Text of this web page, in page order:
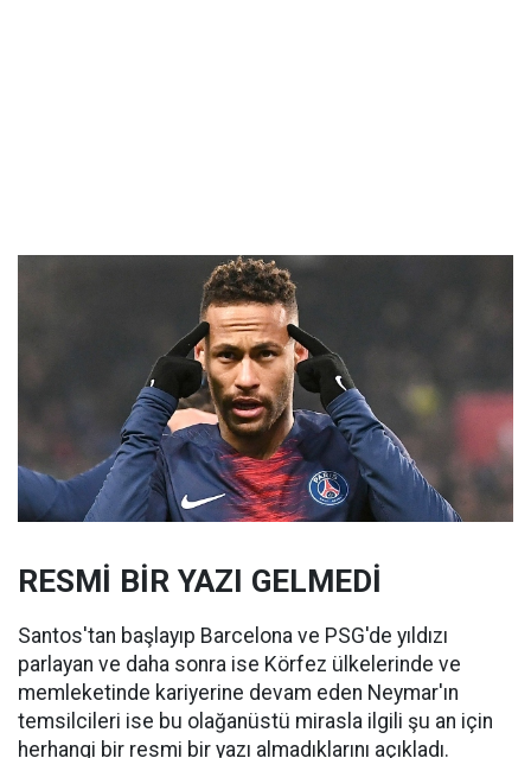
RESMİ BİR YAZI GELMEDİ
Santos'tan başlayıp Barcelona ve PSG'de yıldızı
parlayan ve daha sonra ise Körfez ülkelerinde ve
memleketinde kariyerine devam eden Neymar'ın
temsilcileri ise bu olağanüstü mirasla ilgili şu an için
herhangi bir resmi bir yazı almadıklarını açıkladı.